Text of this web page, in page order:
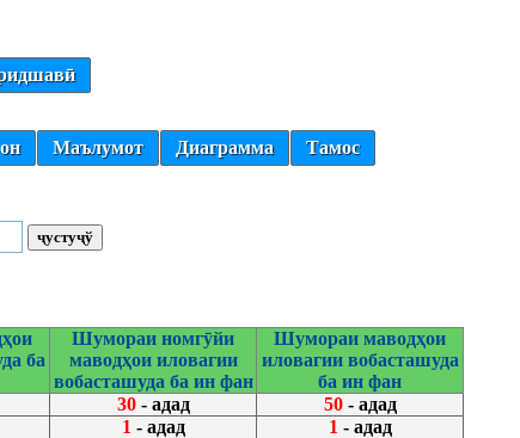
Маълумот Диаграмма Тамос
ба
Шумораи номгӯйи
маводҳои иловагии
вобасташуда ба ин фан
Шумораи маводҳои
иловагии вобасташуда
ба ин фан
30- адад 50- адад
1 - адад 1 - адад